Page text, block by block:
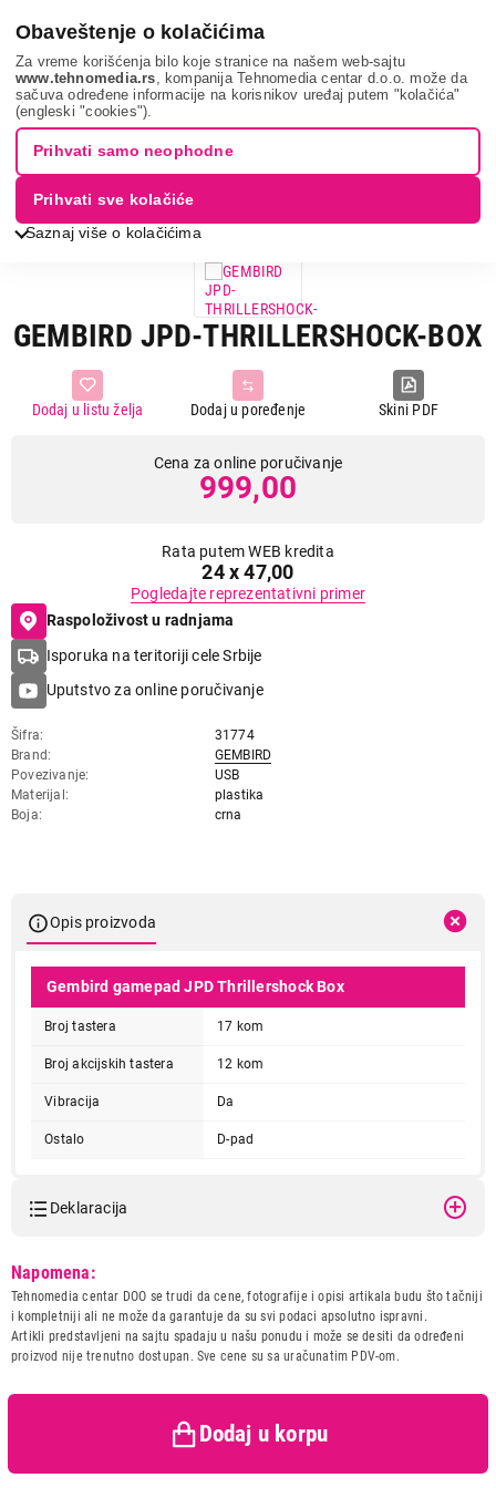
Obaveštenje o kolačićima
Za vreme korišćenja bilo koje stranice na našem web-sajtu
www.tehnomedia.rs , kompanija Tehnomedia centar d.o.o. može da
sačuva određene informacije na korisnikov uređaj putem "kolačića"
(engleski "cookies").
Saznaj više o kolačićima
Prihvati samo neophodne
Prihvati sve kolačiće
It & gaming Oprema za igranje
Gamepad i džojstik
Gembird jpd-thr...
GEMBIRD JPD-THRILLERSHOCK-BOX
Skini PDF
Dodaj u poređenje
Dodaj u listu želja
Cena za online poručivanje
999,00
Rata putem WEB kredita
24 x 47,00
Pogledajte reprezentativni primer
Raspoloživost u radnjama
Isporuka na teritoriji cele Srbije
Uputstvo za online poručivanje
Šifra
31774
Brand
GEMBIRD
Povezivanje
USB
Materijal
plastika
Boja
crna
Opis proizvoda
Gembird gamepad JPD Thrillershock Box
Broj tastera 17 kom
Broj akcijskih tastera 12 kom
Vibracija Da
Ostalo D-pad
Deklaracija
Naziv i vrsta robe:
OPREMA ZA IGRANJE
Uvoznik:
Gembird d.o.o.
Zemlja porekla:
Kina
Prava potrošača:
Zagarantovana sva prava
zaštiti potrošača
Napomena:
Tehnomedia centar DOO se trudi da cene, fotografije i opisi artikala budu što tačniji
i kompletniji ali ne može da garantuje da su svi podaci apsolutno ispravni.
Artikli predstavljeni na sajtu spadaju u našu ponudu i može se desiti da određeni
proizvod nije trenutno dostupan. Sve cene su sa uračunatim PDV-om.
Dodaj u korpu